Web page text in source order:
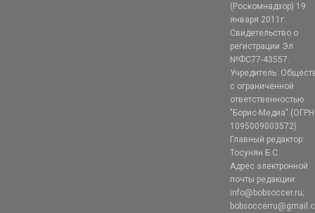
(Роскомнадзор) 19
января 2011г.
Свидетельство о
регистрации Эл
№ФС77-43557.
Учредитель:
с ограниченной
ответственностью
"Борис-Медиа" (ОГРН
1095009003572)
Главный редактор:
Тосунян Б.С.
Адрес электронной
почты редакции:
info@bobsoccer.ru;